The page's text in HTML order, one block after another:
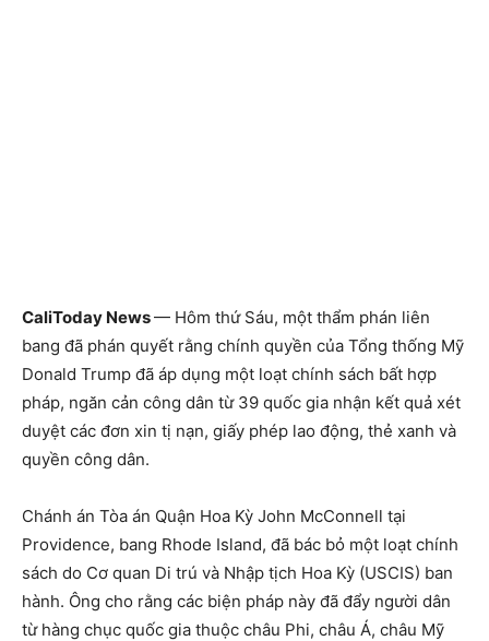
CaliToday News— Hôm thứ Sáu, một thẩm phán liên
bang đã phán quyết rằng chính quyền của Tổng thống Mỹ
Donald Trump đã áp dụng một loạt chính sách bất hợp
pháp, ngăn cản công dân từ 39 quốc gia nhận kết quả xét
duyệt các đơn xin tị nạn, giấy phép lao động, thẻ xanh và
quyền công dân.
Chánh án Tòa án Quận Hoa Kỳ John McConnell tại
Providence, bang Rhode Island, đã bác bỏ một loạt chính
sách do Cơ quan Di trú và Nhập tịch Hoa Kỳ (USCIS) ban
hành. Ông cho rằng các biện pháp này đã đẩy người dân
từ hàng chục quốc gia thuộc châu Phi, châu Á, châu Mỹ